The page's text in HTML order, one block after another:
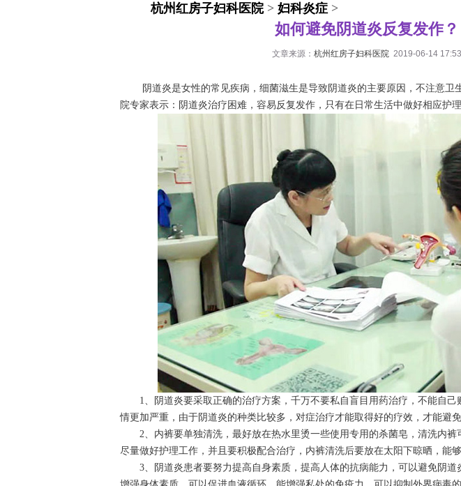
杭州红房子妇科医院> 妇科炎症 >
如何避免阴道炎反复发作？
文章来源： 杭州红房子妇科医院 2019-06-14 17:53
阴道炎是女性的常见疾病，细菌滋生是导致阴道炎的主要原因，不注意卫
院专家表示：阴道炎治疗困难，容易反复发作，只有在日常生活中做好相应护
1、阴道炎要采取正确的治疗方案，千万不要私自盲目用药治疗，不能自己
情更加严重，由于阴道炎的种类比较多，对症治疗才能取得好的疗效，才能避免
2、内裤要单独清洗，最好放在热水里烫一些使用专用的杀菌皂，清洗内裤
尽量做好护理工作，并且要积极配合治疗，内裤清洗后要放在太阳下晾晒，能
3、阴道炎患者要努力提高自身素质，提高人体的抗病能力，可以避免阴道